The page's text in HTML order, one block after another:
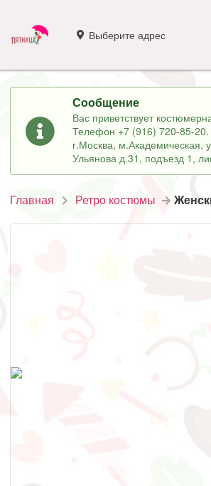
Выберите адрес
Сообщение
Вас приветствует
Телефон +7 (916) 720-85-
г.Москва, м.Академическая,
Ульянова д.31, подъезд 1,
Главная Ретро костюмы